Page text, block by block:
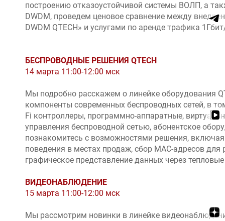
построению отказоустойчивой системы ВОЛП, а
DWDM, проведем ценовое сравнение между
DWDM QTECH» и услугами по аренде трафика
БЕСПРОВОДНЫЕ РЕШЕНИЯ QTECH
14 марта 11:00-12:00 мск
Мы подробно расскажем о линейке оборудования
компоненты современных беспроводных сетей, в
Fi контроллеры, программно-аппаратные,
управления беспроводной сетью, абонентское
познакомитесь с возможностями решения, включая
поведения в местах продаж, сбор MAC-адресов для
графическое представление данных через
ВИДЕОНАБЛЮДЕНИЕ
15 марта 11:00-12:00 мск
Мы рассмотрим новинки в линейке